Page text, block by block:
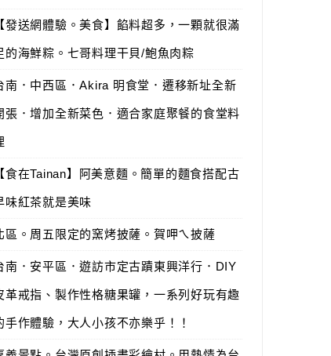
【發送網體驗。美食】餡料超多，一顆就很滿
的海鮮粽。七哥料理干貝/鮑魚肉粽
南．中西區．Akira 明食堂．遷移新址全新
張．增加全新菜色．適合家庭聚餐的食堂料
【食在Tainan】阿美意麵。簡單的麵食搭配古
味紅茶就是美味
區。周五限定的窯烤披薩。賀呷ㄟ披薩
南．安平區．遊訪市定古蹟東興洋行．DIY
革戒指、製作性格糖果罐，一系列好玩有趣
手作體驗，大人小孩不亦樂乎！！